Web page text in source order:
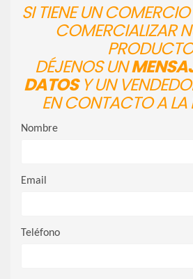
SI TIENE UN COMERCIO
COMERCIALIZAR
DÉJENOS UN
DATOSY UN
EN CONTACTO A LA
Nombre
Email
Teléfono